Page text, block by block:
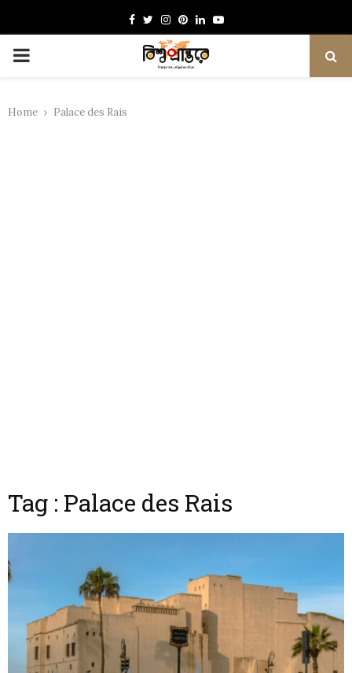
Facebook
TwitterInstagram
Pinterest
LinkedinYoutube
PRIMARY
Home Palace des Rais
Tag : Palace des Rais